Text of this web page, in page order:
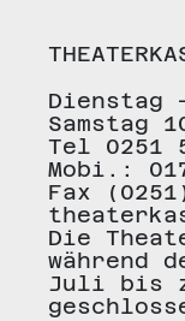
Dienstag
Samstag
Tel 0251
Mobi.:
Fax
Die
während
Juli bis